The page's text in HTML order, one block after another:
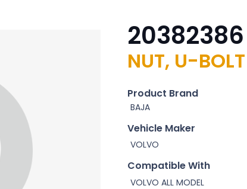
20382386
NUT, U-BOLT
Product Brand
BAJA
Vehicle Maker
VOLVO
Compatible With
VOLVO ALL MODEL